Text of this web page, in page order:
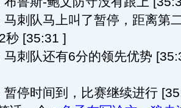
马刺队马上叫了暂停，距离第
秒 [35:31 ]
马刺队还有6分的领先优势
暂停时间到，比赛继续进行